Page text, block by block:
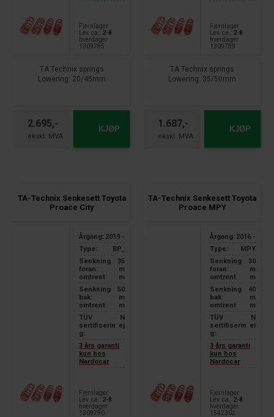
Fjernlager
Lev. ca.: 2-8
hverdager
1309785
TA Technix springs
Lowering: 20/45mm
panel van closed
1.5+1.6TDI
wheelbase 327cm / vehicle
2.695,- KJØP
Fjernlager
Lev. ca.:
2-8
hverdager
1309789
TA Technix springs
Lowering: 35/50mm
models with short wheelbase
278cm
1.2T VVT+
1.687,- KJØP
TA-Technix Senkesett Toyota
Proace City
Årgang: 2019 -
Type:
BP_
Senkning
foran:
omtrent
35
m
m
Senkning
bak:
omtrent
50
m
m
TÜV
sertifiserin
g:
N
ej
3 års garanti
kun hos
Nardocar
Fjernlager
Lev. ca.: 2-8
hverdager
1309790
TA-Technix Senkesett Toyota
Proace MPY
Årgang: 2016 -
Type:
MPY
Senkning
foran:
omtrent
30
m
m
Senkning
bak:
omtrent
40
m
m
TÜV
sertifiserin
g:
N
ei
3 års garanti
kun hos
Nardocar
Fjernlager
Lev. ca.:
2-8
hverdager
1542302